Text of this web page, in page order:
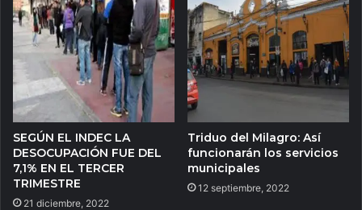
SEGÚN EL INDEC LA
DESOCUPACIÓN FUE DEL
7,1% EN EL TERCER
TRIMESTRE
21 diciembre, 2022
Triduo del Milagro: Así
funcionarán los servicios
municipales
12 septiembre, 2022